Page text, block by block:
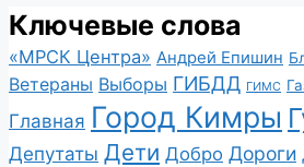
Ключевые слова
«МРСК Центра» Андрей Епишин
Ветераны Выборы ГИБДД ГИМС
Главная Город Кимры
Депутаты Дети Добро Дороги